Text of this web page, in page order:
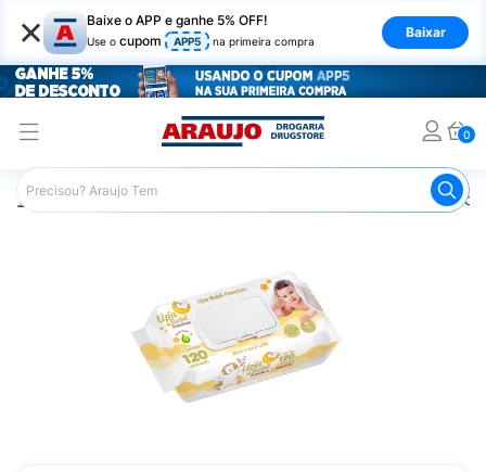
× Baixe o APP e ganhe 5% OFF!
Use o cupom APP5 na primeira compra
Baixar
0
Araujo Infantil Lenços Umedecidos